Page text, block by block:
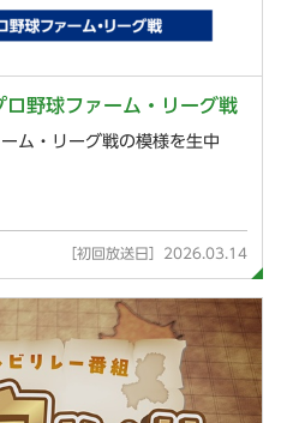
野球ファーム・リーグ戦
ム・リーグ戦の模様を生中
［初回放送日］2026.03.14